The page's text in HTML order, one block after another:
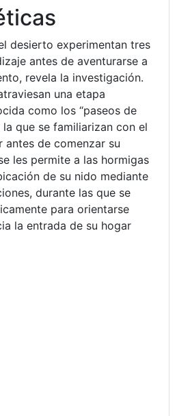
desierto experimentan tres
antes de aventurarse a
revela la investigación.
una etapa
como los “paseos de
la que se familiarizan con el
de comenzar su
les permite a las hormigas
de su nido mediante
durante las que se
para orientarse
la entrada de su hogar